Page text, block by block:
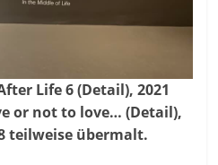
Life 6 (Detail), 2021
or not to love… (Detail),
teilweise übermalt.